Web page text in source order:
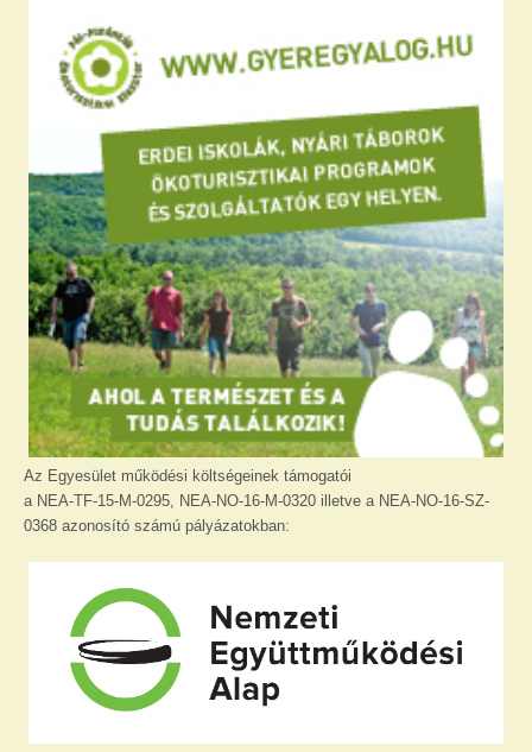
Az Egyesület működési költségeinek támogatói
a NEA-TF-15-M-0295, NEA-NO-16-M-0320 illetve a NEA-NO-16-SZ-
0368 azonosító számú pályázatokban: